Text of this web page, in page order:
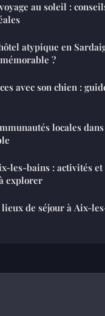
au soleil :
atypique en
?
avec son chien :
locales
les-bains : activités et
explorer
de séjour à Aix-